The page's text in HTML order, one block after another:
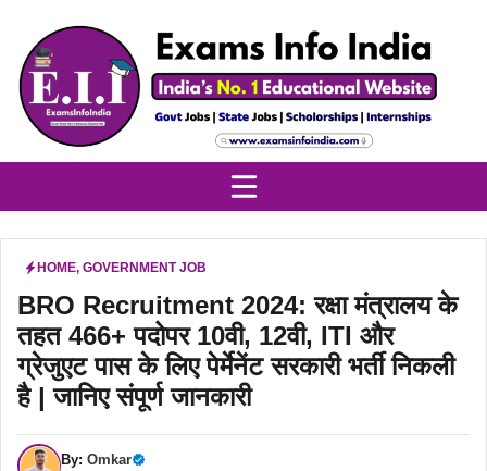
content
HOME, GOVERNMENT JOB
BRO Recruitment 2024: रक्षा मंत्रालय के
तहत 466+ पदोपर 10वी, 12वी, ITI और
ग्रेजुएट पास के लिए पेर्मेनेंट सरकारी भर्ती निकली
है | जानिए संपूर्ण जानकारी
By: Omkar